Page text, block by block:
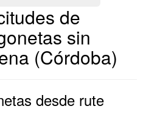
de
sin
(Córdoba)
desde rute